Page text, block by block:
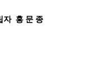
자 홍 문 종